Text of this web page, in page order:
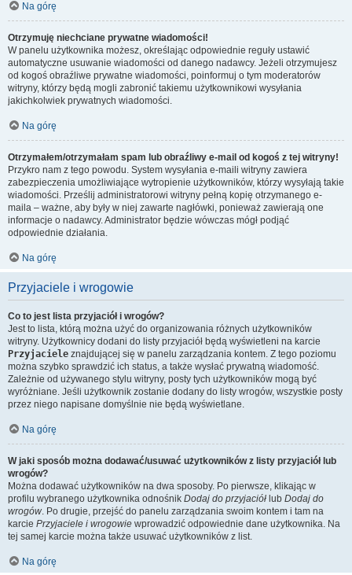
Na górę
Otrzymuję niechciane prywatne wiadomości!
W panelu użytkownika możesz, określając odpowiednie reguły ustawić
automatyczne usuwanie wiadomości od danego nadawcy. Jeżeli otrzymujesz
od kogoś obraźliwe prywatne wiadomości, poinformuj o tym moderatorów
witryny, którzy będą mogli zabronić takiemu użytkownikowi wysyłania
jakichkolwiek prywatnych wiadomości.
Na górę
Otrzymałem/otrzymałam spam lub obraźliwy e-mail od kogoś z tej witryny!
Przykro nam z tego powodu. System wysyłania e-maili witryny zawiera
zabezpieczenia umożliwiające wytropienie użytkowników, którzy wysyłają takie
wiadomości. Prześlij administratorowi witryny pełną kopię otrzymanego e-
maila – ważne, aby były w niej zawarte nagłówki, ponieważ zawierają one
informacje o nadawcy. Administrator będzie wówczas mógł podjąć
odpowiednie działania.
Na górę
Przyjaciele i wrogowie
Co to jest lista przyjaciół i wrogów?
Jest to lista, którą można użyć do organizowania różnych użytkowników
witryny. Użytkownicy dodani do listy przyjaciół będą wyświetleni na karcie
Przyjaciele znajdującej się w panelu zarządzania kontem. Z tego poziomu
można szybko sprawdzić ich status, a także wysłać prywatną wiadomość.
Zależnie od używanego stylu witryny, posty tych użytkowników mogą być
wyróżniane. Jeśli użytkownik zostanie dodany do listy wrogów, wszystkie posty
przez niego napisane domyślnie nie będą wyświetlane.
Na górę
W jaki sposób można dodawać/usuwać użytkowników z listy przyjaciół lub
wrogów?
Można dodawać użytkowników na dwa sposoby. Po pierwsze, klikając w
profilu wybranego użytkownika odnośnik Dodaj do przyjaciół lub Dodaj do
wrogów. Po drugie, przejść do panelu zarządzania swoim kontem i tam na
karcie Przyjaciele i wrogowie wprowadzić odpowiednie dane użytkownika. Na
tej samej karcie można także usuwać użytkowników z list.
Na górę